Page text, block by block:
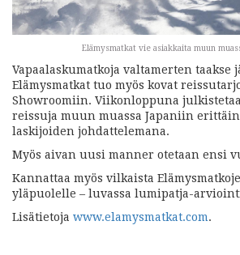
Elämysmatkat vie asiakkaita muun
Vapaalaskumatkoja valtamerten taakse
Elämysmatkat tuo myös kovat
Showroomiin. Viikonloppuna
reissuja muun muassa Japaniin
laskijoiden johdattelemana.
Myös aivan uusi manner otetaan ensi
Kannattaa myös vilkaista
yläpuolelle – luvassa lumipatja-
Lisätietoja www.elamysmatkat.com.